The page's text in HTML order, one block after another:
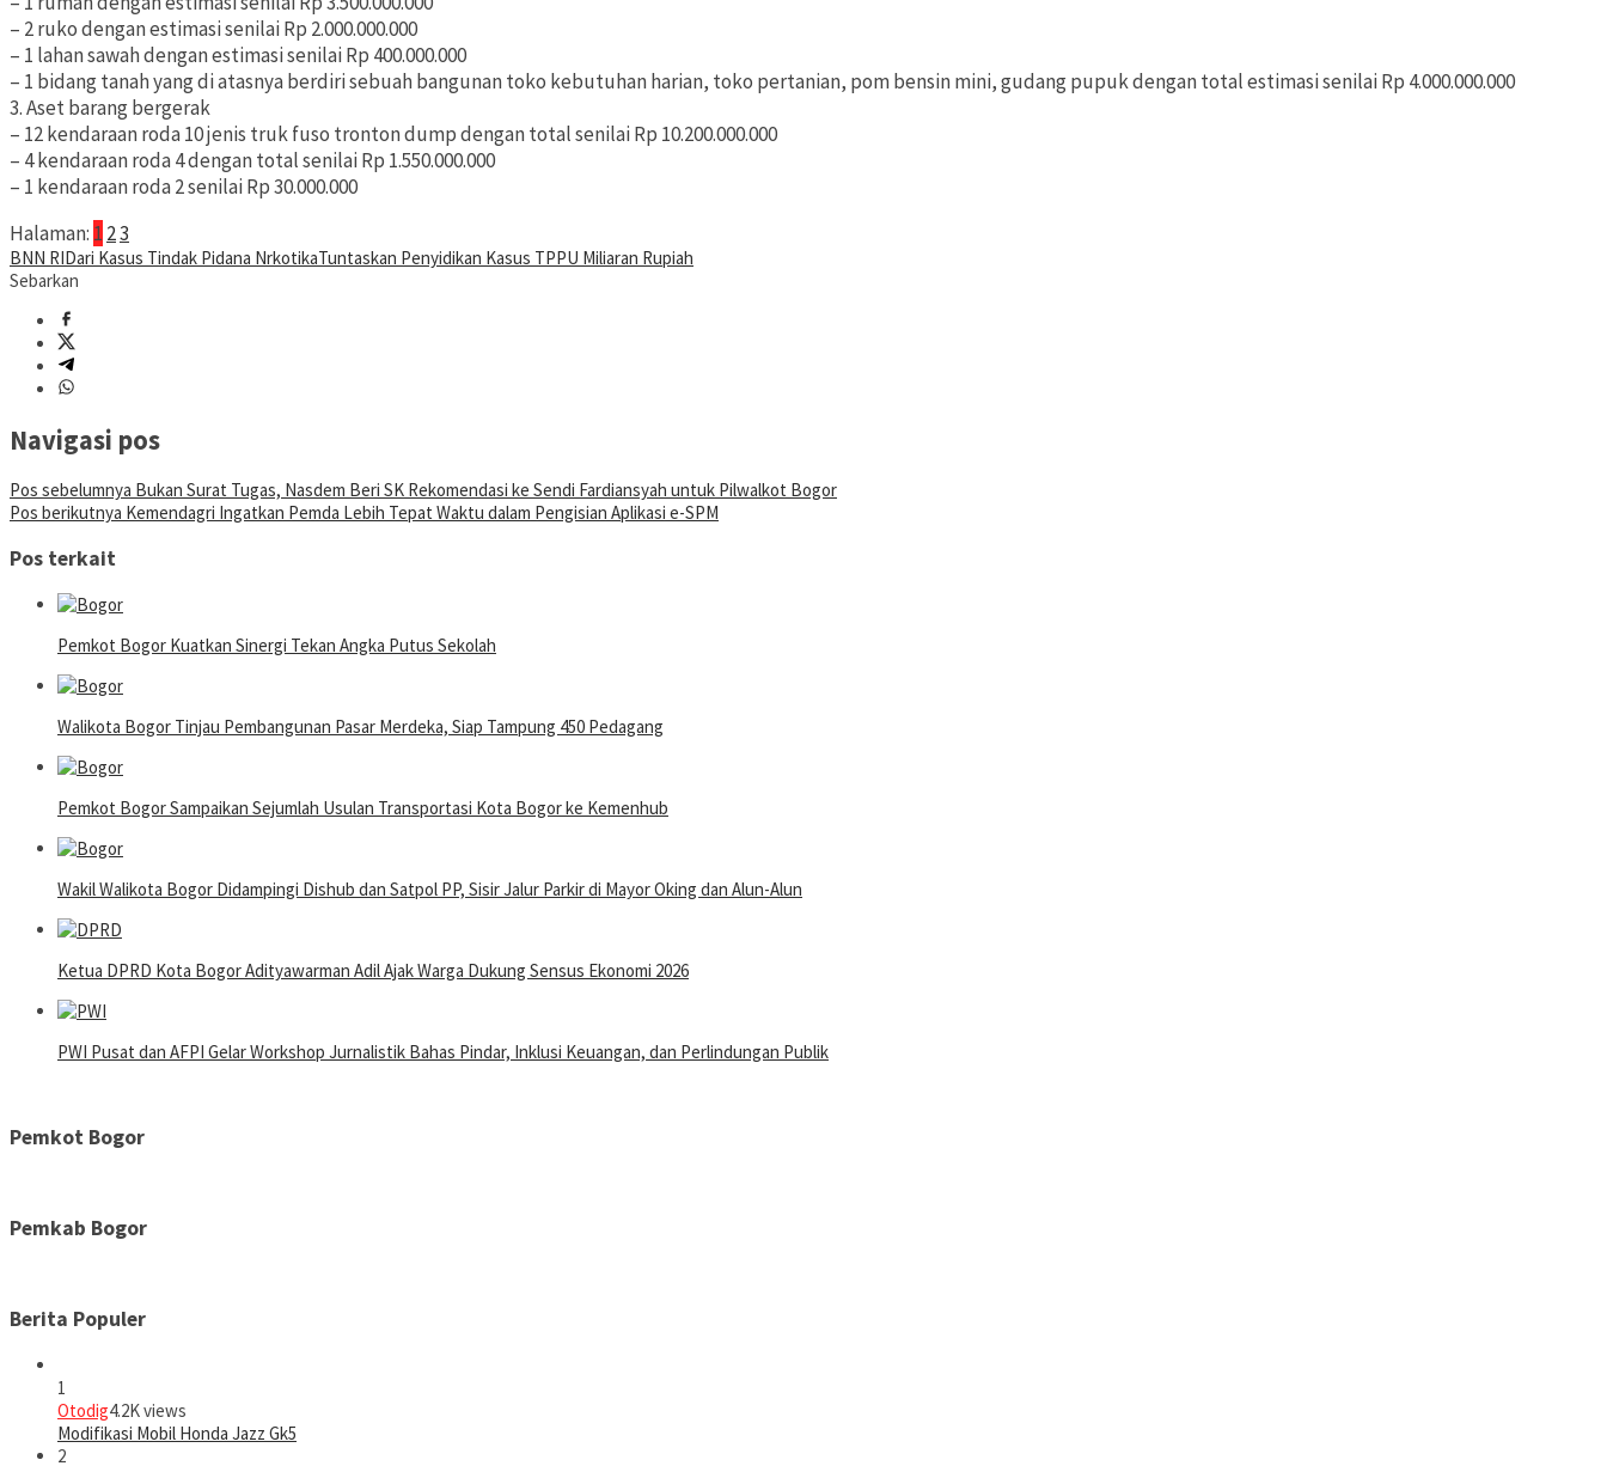
– 2 ruko dengan estimasi senilai Rp 2.000.000.000
– 1 lahan sawah dengan estimasi senilai Rp 400.000.000
– 1 bidang tanah yang di atasnya berdiri sebuah bangunan toko kebutuhan harian, toko pertanian, pom bensin mini, gudang pupuk dengan total estimasi senilai Rp 4.000.000.000
3. Aset barang bergerak
– 12 kendaraan roda 10 jenis truk fuso tronton dump dengan total senilai Rp 10.200.000.000
– 4 kendaraan roda 4 dengan total senilai Rp 1.550.000.000
– 1 kendaraan roda 2 senilai Rp 30.000.000
Halaman: 1 23
BNN RIDari Kasus Tindak Pidana NrkotikaTuntaskan Penyidikan Kasus TPPU Miliaran Rupiah
Sebarkan
Navigasi pos
Pos sebelumnya Bukan Surat Tugas, Nasdem Beri SK Rekomendasi ke Sendi Fardiansyah untuk Pilwalkot Bogor
Pos berikutnya Kemendagri Ingatkan Pemda Lebih Tepat Waktu dalam Pengisian Aplikasi e-SPM
Pos terkait
Pemkot Bogor Kuatkan Sinergi Tekan Angka Putus Sekolah
Walikota Bogor Tinjau Pembangunan Pasar Merdeka, Siap Tampung 450 Pedagang
Pemkot Bogor Sampaikan Sejumlah Usulan Transportasi Kota Bogor ke Kemenhub
Wakil Walikota Bogor Didampingi Dishub dan Satpol PP, Sisir Jalur Parkir di Mayor Oking dan Alun-Alun
Ketua DPRD Kota Bogor Adityawarman Adil Ajak Warga Dukung Sensus Ekonomi 2026
PWI Pusat dan AFPI Gelar Workshop Jurnalistik Bahas Pindar, Inklusi Keuangan, dan Perlindungan Publik
Pemkot Bogor
Pemkab Bogor
Berita Populer
1
Otodig4.2K views
Modifikasi Mobil Honda Jazz Gk5
2